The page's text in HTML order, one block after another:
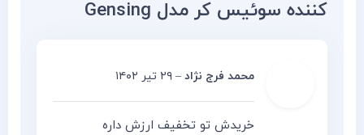
کننده سوئیس کر مدل Gensing
محمد فرج نژاد – ۲۹ تیر ۱۴۰۲
خریدش تو تخفیف ارزش داره